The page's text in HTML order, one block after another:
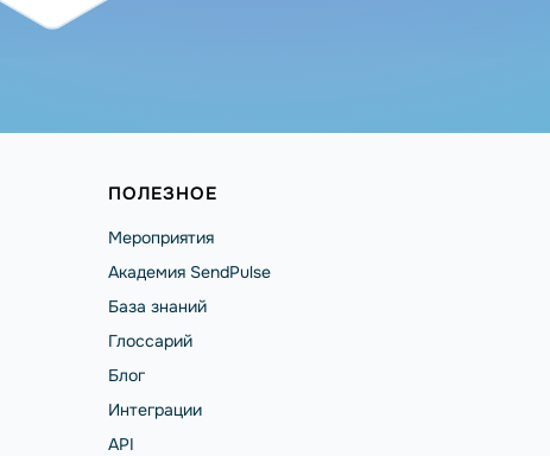
ПОЛЕЗНОЕ
Мероприятия
Академия SendPulse
База знаний
Глоссарий
Блог
Интеграции
API